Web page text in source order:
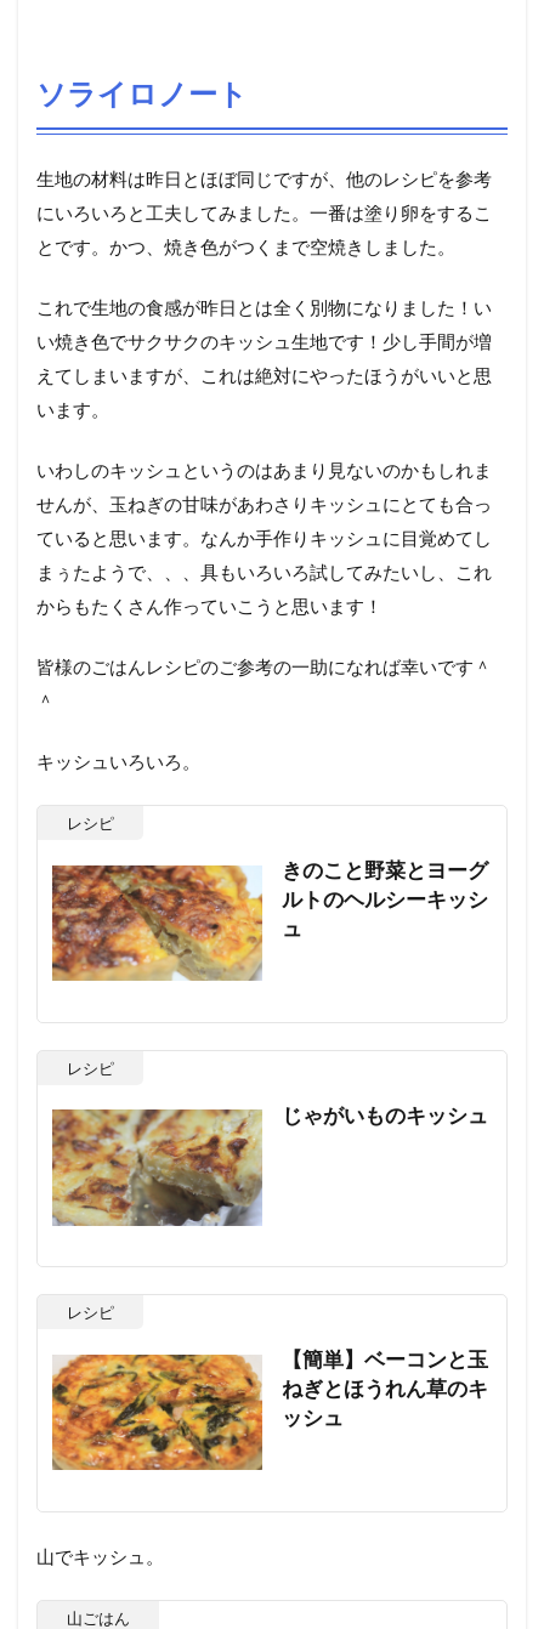
ソライロノート
生地の材料は昨日とほぼ同じですが、他のレシピを参考
にいろいろと工夫してみました。一番は塗り卵をするこ
とです。かつ、焼き色がつくまで空焼きしました。
これで生地の食感が昨日とは全く別物になりました！い
い焼き色でサクサクのキッシュ生地です！少し手間が増
えてしまいますが、これは絶対にやったほうがいいと思
います。
いわしのキッシュというのはあまり見ないのかもしれま
せんが、玉ねぎの甘味があわさりキッシュにとても合っ
ていると思います。なんか手作りキッシュに目覚めてし
まぅたようで、、、具もいろいろ試してみたいし、これ
からもたくさん作っていこうと思います！
皆様のごはんレシピのご参考の一助になれば幸いです＾
＾
キッシュいろいろ。
レシピ
きのこと野菜とヨーグ
ルトのヘルシーキッシ
ュ
レシピ
じゃがいものキッシュ
レシピ
【簡単】ベーコンと玉
ねぎとほうれん草のキ
ッシュ
山でキッシュ。
山ごはん